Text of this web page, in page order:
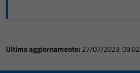
Ultimo aggiornamento: 27/07/2023, 09:02